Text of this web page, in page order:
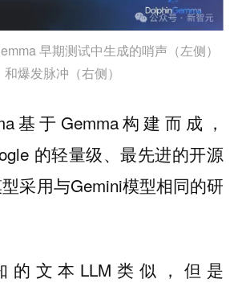
早期测试中生成的哨声（左侧）
和爆发脉冲（右侧）
基于Gemma构建而成，
的轻量级、最先进的开源
采用与Gemini模型相同的研
的文本LLM类似，但是